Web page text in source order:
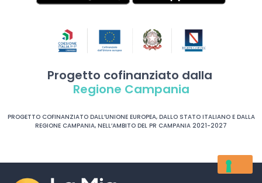
Progetto cofinanziato dalla
Regione Campania
PROGETTO COFINANZIATO DALL’UNIONE EUROPEA, DALLO STATO ITALIANO E DALLA
REGIONE CAMPANIA, NELL’AMBITO DEL PR CAMPANIA 2021-2027